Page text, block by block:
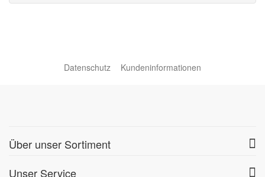
Datenschutz Kundeninformationen
Über unser Sortiment
Unser Service